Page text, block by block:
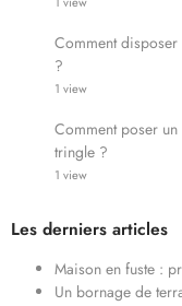
Comment
?
1 view
Comment poser
tringle ?
1 view
Les derniers articles
Maison en fuste :
Un bornage de